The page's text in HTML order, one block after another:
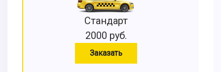
Стандарт
2000 руб.
Заказать